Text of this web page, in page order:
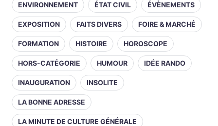
ENVIRONNEMENT ÉTAT CIVIL ÉVÈNEMENTS
EXPOSITION FAITS DIVERS FOIRE & MARCHÉ
FORMATION HISTOIRE HOROSCOPE
HORS-CATÉGORIE HUMOUR IDÉE RANDO
INAUGURATION INSOLITE
LA BONNE ADRESSE
LA MINUTE DE CULTURE GÉNÉRALE